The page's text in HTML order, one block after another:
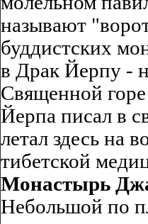
называют
буддистских
в Драк Йерпу -
Священной
Йерпа писал в
летал здесь на
тибетской
Монастырь
Небольшой по